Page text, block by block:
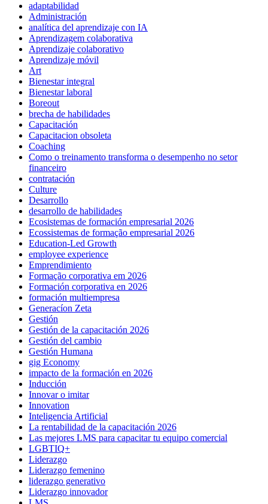
adaptabilidad
Administración
analítica del aprendizaje con IA
Aprendizagem colaborativa
Aprendizaje colaborativo
Aprendizaje móvil
Art
Bienestar integral
Bienestar laboral
Boreout
brecha de habilidades
Capacitación
Capacitacion obsoleta
Coaching
Como o treinamento transforma o desempenho no setor
financeiro
contratación
Culture
Desarrollo
desarrollo de habilidades
Ecosistemas de formación empresarial 2026
Ecossistemas de formação empresarial 2026
Education-Led Growth
employee experience
Emprendimiento
Formação corporativa em 2026
Formación corporativa en 2026
formación multiempresa
Generacíon Zeta
Gestión
Gestión de la capacitación 2026
Gestión del cambio
Gestión Humana
gig Economy
impacto de la formación en 2026
Inducción
Innovar o imitar
Innovation
Inteligencia Artificial
La rentabilidad de la capacitación 2026
Las mejores LMS para capacitar tu equipo comercial
LGBTIQ+
Liderazgo
Liderazgo femenino
liderazgo generativo
Liderazgo innovador